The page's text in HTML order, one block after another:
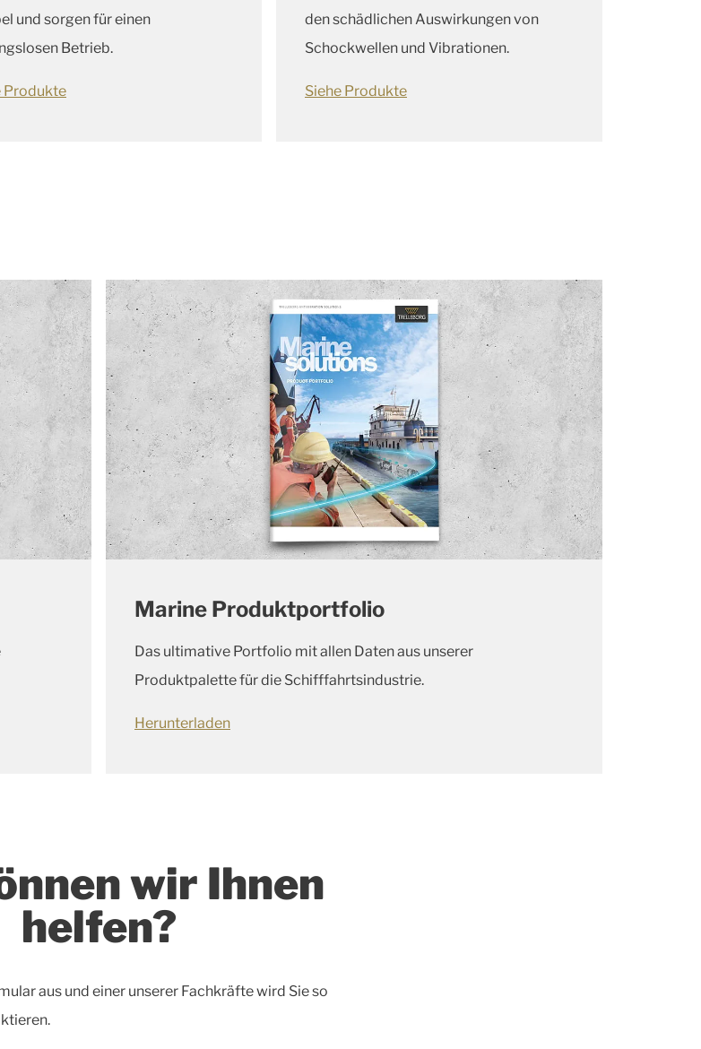
und sorgen für einen
Betrieb.
Produkte
den schädlichen Auswirkungen von
Schockwellen und Vibrationen.
Siehe Produkte
Marine Produktportfolio
Das ultimative Portfolio mit allen Daten aus unserer
Produktpalette für die Schifffahrtsindustrie.
Herunterladen
wir Ihnen
helfen?
aus und einer unserer Fachkräfte wird Sie so